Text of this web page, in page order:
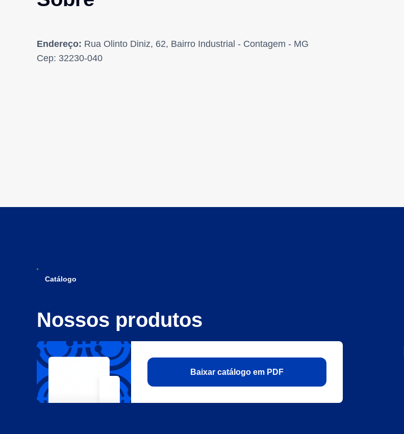
Endereço: Rua Olinto Diniz, 62, Bairro Industrial - Contagem - MG
Cep: 32230-040
Catálogo
Nossos produtos
Baixar catálogo em PDF